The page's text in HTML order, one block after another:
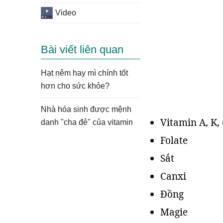
Vitamin A, K,
Folate
Sắt
Canxi
Đồng
Magie
Video
Bài viết liên quan
Hạt nêm hay mì chính tốt
hơn cho sức khỏe?
Nhà hóa sinh được mệnh
danh "cha đẻ" của vitamin